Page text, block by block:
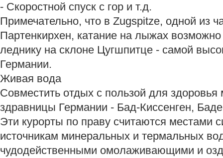
- Скоростной спуск с гор и т.д.
Примечательно, что в Zugspitze, одной из
Партенкирхен, катание на лыжах
леднику на склоне Цугшпитце - самой
Германии.
Живая вода
Совместить отдых с пользой для
здравницы Германии - Бад-Киссенген,
Эти курорты по праву считаются местами
источникам минеральных и термальных
чудодейственными омолаживающими и